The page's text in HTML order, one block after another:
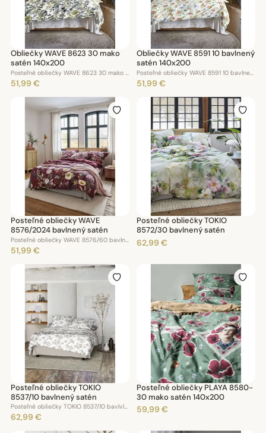
Obliečky WAVE 8623 30 mako
satén 140x200
Posteľné obliečky WAVE 8623 30 mako satén 140x200
51,99 €
Obliečky WAVE 8591 10 bavlnený
satén 140x200
Posteľné obliečky WAVE 8591 10 bavlnený satén 140x200
51,99 €
Posteľné obliečky WAVE
8576/2024 bavlnený satén
51,99 €
Posteľné obliečky TOKIO
8572/30 bavlnený satén
62,99 €
Posteľné obliečky TOKIO
8537/10 bavlnený satén
Posteľné obliečky TOKIO 8537/10 bavlvlnený satén 140x200
62,99 €
Posteľné obliečky PLAYA 8580-
30 mako satén 140x200
59,99 €